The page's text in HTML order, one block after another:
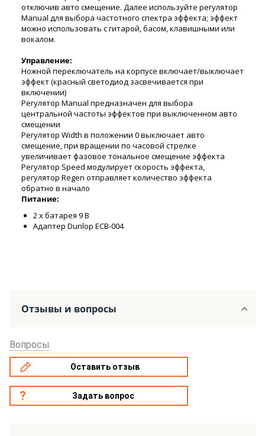
отключив авто смещение. Далее используйте регулятор
Manual для выбора частотного спектра эффекта; эффект
можно использовать с гитарой, басом, клавишными или
вокалом.
Управление:
Ножной переключатель на корпусе включает/выключает
эффект (красный светодиод засвечивается при
включении)
Регулятор Manual предназначен для выбора
центральной частоты эффектов при выключенном авто
смещении
Регулятор Width в положении 0 выключает авто
смещение, при вращении по часовой стрелке
увеличивает фазовое тональное смещение эффекта
Регулятор Speed модулирует скорость эффекта,
регулятор Regen отправляет количество эффекта
обратно в начало
Питание:
2 х батарея 9 В
Адаптер Dunlop ECB-004
Отзывы и вопросы
Вопросы
Оставить отзыв
Задать вопрос